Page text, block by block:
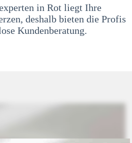
in Rot liegt Ihre
deshalb bieten die Profis
Kundenberatung.